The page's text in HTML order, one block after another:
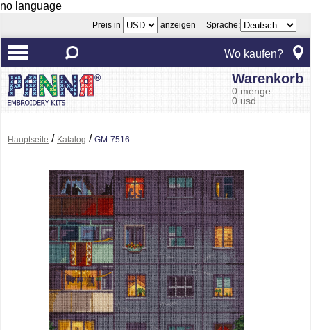
no language
Preis in anzeigen Sprache:
Wo kaufen?
Warenkorb
0 menge
0 usd
Hauptseite / Katalog / GM-7516